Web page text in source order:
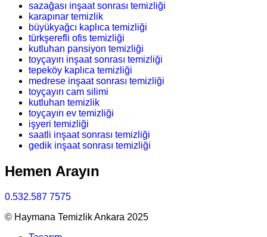
sazağası inşaat sonrası temizliği
karapınar temizlik
büyükyağcı kaplıca temizliği
türkşerefli ofis temizliği
kutluhan pansiyon temizliği
toyçayırı inşaat sonrası temizliği
tepeköy kaplıca temizliği
medrese inşaat sonrası temizliği
toyçayırı cam silimi
kutluhan temizlik
toyçayırı ev temizliği
işyeri temizliği
saatli inşaat sonrası temizliği
gedik inşaat sonrası temizliği
Hemen Arayın
0.532.587 7575
© Haymana Temizlik Ankara 2025